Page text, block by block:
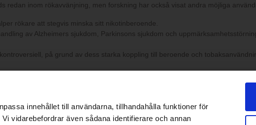
innehållet till användarna, tillhandahålla funktioner för
vidarebefordrar även sådana identifierare och annan
inom rökavvänjning, men forskning har också visat andra möjliga
rökare att stegvis minska sitt nikotinberoende.
av Alzheimers sjukdom, Parkinsons sjukdom och
på grund av dess starka koppling till beroende och
3460 Birkerød